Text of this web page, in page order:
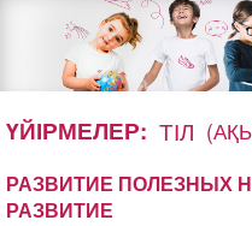
ҮЙІРМЕЛЕР: ТІЛ
РАЗВИТИЕ ПОЛЕЗНЫХ
РАЗВИТИЕ